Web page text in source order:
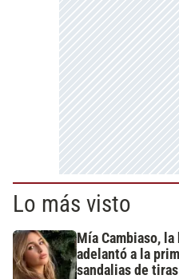
Lo más visto
Mía Cambiaso,
adelantó a la
sandalias de tiras